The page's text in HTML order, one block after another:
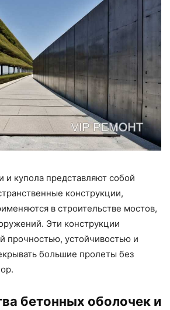
и купола представляют собой
конструкции,
в строительстве мостов,
Эти конструкции
прочностью, устойчивостью и
большие пролеты без
бетонных оболочек и